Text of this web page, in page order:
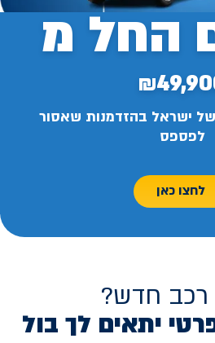
החל מ
ישראל בהזדמנות שאסור
לפספס
לחצו כאן
רכב חדש?
יתאים לך בול